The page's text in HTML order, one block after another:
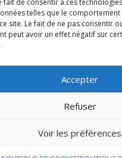
fait de consentir à ces
telles que le comportement
site. Le fait de ne pas consentir
peut avoir un effet négatif sur
Accepter
Refuser
Voir les préférences
DE CONFIDENTIALITÉ
ADHÉRER